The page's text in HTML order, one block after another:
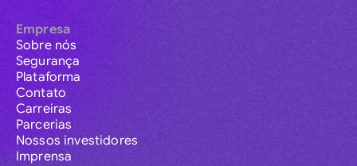
Empresa
Sobre nós
Segurança
Plataforma
Contato
Carreiras
Parcerias
Nossos investidores
Imprensa